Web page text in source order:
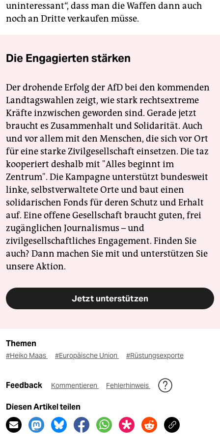
uninteressant“, dass man die Waffen dann auch
noch an Dritte verkaufen müsse.
Die Engagierten stärken
Der drohende Erfolg der AfD bei den kommenden
Landtagswahlen zeigt, wie stark rechtsextreme
Kräfte inzwischen geworden sind. Gerade jetzt
braucht es Zusammenhalt und Solidarität. Auch
und vor allem mit den Menschen, die sich vor Ort
für eine starke Zivilgesellschaft einsetzen. Die taz
kooperiert deshalb mit "Alles beginnt im
Zentrum". Die Kampagne unterstützt bundesweit
linke, selbstverwaltete Orte und baut einen
solidarischen Fonds für deren Schutz und Erhalt
auf. Eine offene Gesellschaft braucht guten, frei
zugänglichen Journalismus – und
zivilgesellschaftliches Engagement. Finden Sie
auch? Dann machen Sie mit und unterstützen Sie
unsere Aktion.
Jetzt unterstützen
Themen
#Heiko Maas #Europäische Union #Rüstungsexporte
Feedback Kommentieren Fehlerhinweis
Diesen Artikel teilen